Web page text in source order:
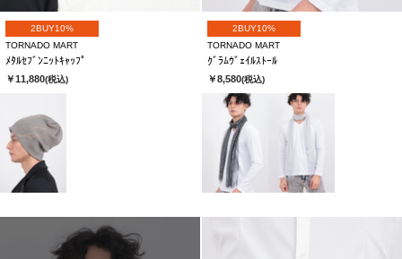
2BUY10%
TORNADO MART
ﾒﾀﾙｾﾌﾞﾝﾆｯﾄｷｬｯﾌﾟ
￥11,880(税込)
2BUY10%
TORNADO MART
ｸﾞﾗﾑｳﾞｪｲﾙｽﾄｰﾙ
￥8,580(税込)